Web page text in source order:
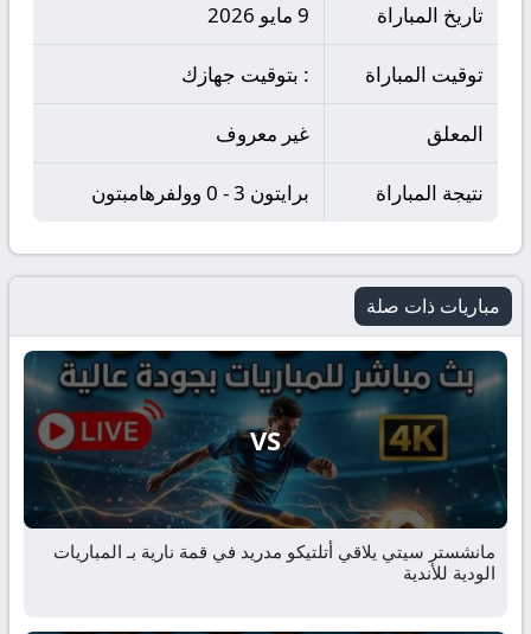
تاريخ المباراة 9 مايو 2026
توقيت المباراة : بتوقيت جهازك
المعلق غير معروف
نتيجة المباراة برايتون 3 - 0 وولفرهامبتون
مباريات ذات صلة
VS
مانشستر سيتي يلاقي أتلتيكو مدريد في قمة نارية بـ المباريات
الودية للأندية